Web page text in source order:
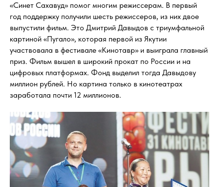
«Синет Сахавуд» помог многим режиссерам. В первый
год поддержку получили шесть режиссеров, из них двое
выпустили фильм. Это Дмитрий Давыдов с триумфальной
картиной «Пугало», которая первой из Якутии
участвовала в фестивале «Кинотавр» и выиграла главный
приз. Фильм вышел в широкий прокат по России и на
цифровых платформах. Фонд выделил тогда Давыдову
миллион рублей. Но картина только в кинотеатрах
заработала почти 12 миллионов.